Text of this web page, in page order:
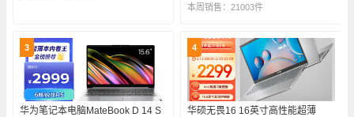
本周销售：21003件
3
华为笔记本电脑MateBook D 14 S
4
华硕无畏16 16英寸高性能超薄